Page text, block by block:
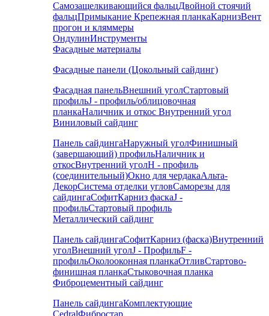
Самозащелкивающийся фальцДвойной стоячий
фальцПримыкание Крепежная планкаКарнизВент
прогон и кляммеры
ОндулинИнструменты
Фасадные материалы
Фасадные панели (Цокольный сайдинг)
Фасадная панельВнешний уголСтартовый
профильJ - профиль/облицовочная
планкаНаличник и откос Внутренний угол
Виниловый сайдинг
Панель сайдингаНаружный уголФинишный
(завершающий) профильНаличник и
откосВнутренний уголH - профиль
(соединительный)Окно для чердакаАльта-
ДекорСистема отделки угловСаморезы для
сайдингаСофитКарниз фаскаJ -
профильСтартовый профиль
Металлический сайдинг
Панель сайдингаСофитКарниз (фаска)Внутренний
уголВнешний уголJ - ПрофильF -
профильОколооконная планкаОтливСтартово-
финишная планкаСтыковочная планка
Фиброцементный сайдинг
Панель сайдингаКомплектующие
CedralФибростар